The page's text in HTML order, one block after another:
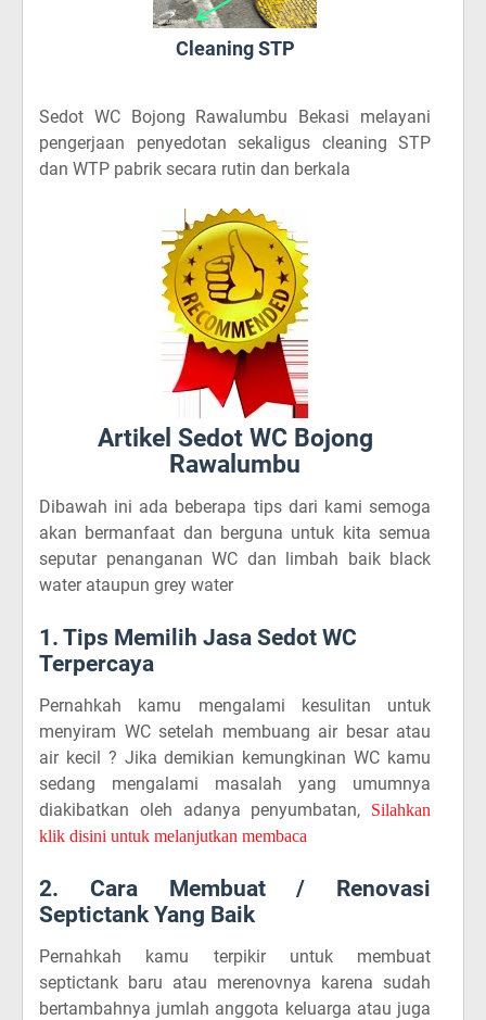
Cleaning STP
Sedot WC Bojong Rawalumbu Bekasi melayani
pengerjaan penyedotan sekaligus cleaning STP
dan WTP pabrik secara rutin dan berkala
Artikel Sedot WC Bojong
Rawalumbu
Dibawah ini ada beberapa tips dari kami semoga
akan bermanfaat dan berguna untuk kita semua
seputar penanganan WC dan limbah baik black
water ataupun grey water
1. Tips Memilih Jasa Sedot WC
Terpercaya
Pernahkah kamu mengalami kesulitan untuk
menyiram WC setelah membuang air besar atau
air kecil ? Jika demikian kemungkinan WC kamu
sedang mengalami masalah yang umumnya
diakibatkan oleh adanya penyumbatan,
Silahkan
klik disini untuk melanjutkan membaca
2. Cara Membuat / Renovasi
Septictank Yang Baik
Pernahkah kamu terpikir untuk membuat
septictank baru atau merenovnya karena sudah
bertambahnya jumlah anggota keluarga atau juga